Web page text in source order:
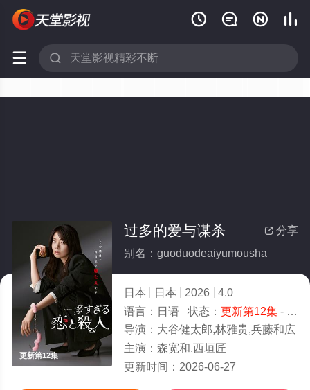
   
 
更新第12集
 分享
过多的爱与谋杀
别名：guoduodeaiyumousha
日本 日本 2026
4.0
语言： 日语 状态： 更新第12集- 免费在线观看
导演： 大谷健太郎,林雅贵,兵藤和広
主演： 森宽和,西垣匠
更新时间： 2026-06-27